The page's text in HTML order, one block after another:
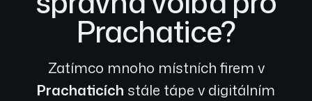
Prachatice?
Zatímco mnoho místních firem v
Prachaticích stále tápe v digitálním